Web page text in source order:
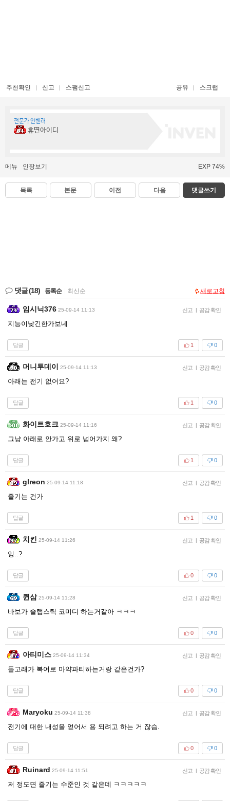
추천확인 신고 스팸신고 공유 스크랩
전문가 인벤러
휴면아이디
메뉴 인장보기 EXP 74%
목록 본문 이전 다음 댓글쓰기
댓글(18) 등록순 최신순 새로고침
임시닉376 25-09-14 11:13 신고 | 공감 확인
지능이낮긴한가보네
답글 0
1
머니투데이 25-09-14 11:13 신고 | 공감 확인
아래는 전기 없어요?
답글 0
1
화이트호크 25-09-14 11:16 신고 | 공감 확인
그냥 아래로 안가고 위로 넘어가지 왜?
답글 0
1
glreon 25-09-14 11:18 신고 | 공감 확인
즐기는 건가
답글 0
1
치킨 25-09-14 11:26 신고 | 공감 확인
잉..?
답글 0
0
퀸삼 25-09-14 11:28 신고 | 공감 확인
바보가 슬랩스틱 코미디 하는거같아 ㅋㅋㅋ
답글 0
0
아티미스 25-09-14 11:34 신고 | 공감 확인
돌고래가 복어로 마약파티하는거랑 같은건가?
답글 0
0
Maryoku 25-09-14 11:38 신고 | 공감 확인
전기에 대한 내성을 얻어서 용 되려고 하는 거 잖슴.
답글 0
0
Ruinard 25-09-14 11:51 신고 | 공감 확인
저 정도면 즐기는 수준인 것 같은데 ㅋㅋㅋㅋㅋ